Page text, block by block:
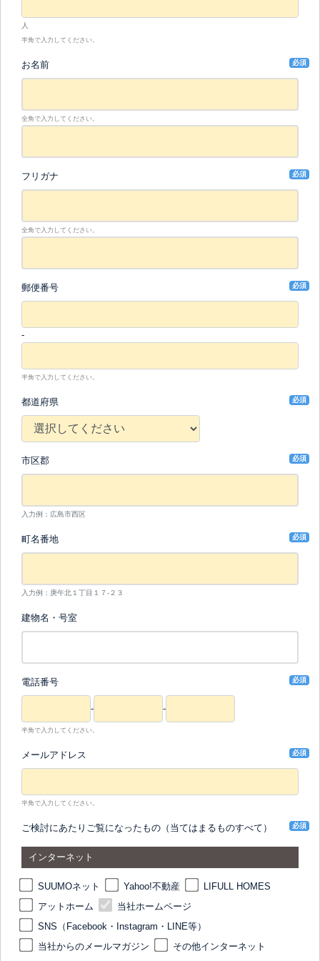
人
半角で入力してください。
お名前 必須
全角で入力してください。
フリガナ 必須
全角で入力してください。
郵便番号 必須
-
半角で入力してください。
都道府県 必須
市区郡 必須
入力例：広島市西区
町名番地 必須
入力例：庚午北１丁目１７-２３
建物名・号室
電話番号 必須
- -
半角で入力してください。
メールアドレス 必須
半角で入力してください。
ご検討にあたりご覧になったもの（当てはまるものすべて） 必須
インターネット
SUUMOネット Yahoo!不動産
LIFULL HOMES
アットホーム
当社ホームページ
SNS（Facebook・Instagram・LINE等）
当社からのメールマガジン
その他インターネット